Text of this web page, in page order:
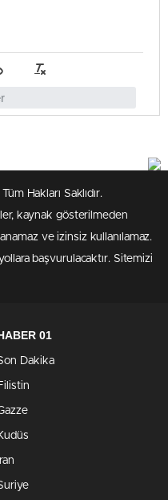
Hakları Saklıdır.
kaynak gösterilmeden
ve izinsiz kullanılamaz.
başvurulacaktır. Sitemizi
01
Dakika
İran